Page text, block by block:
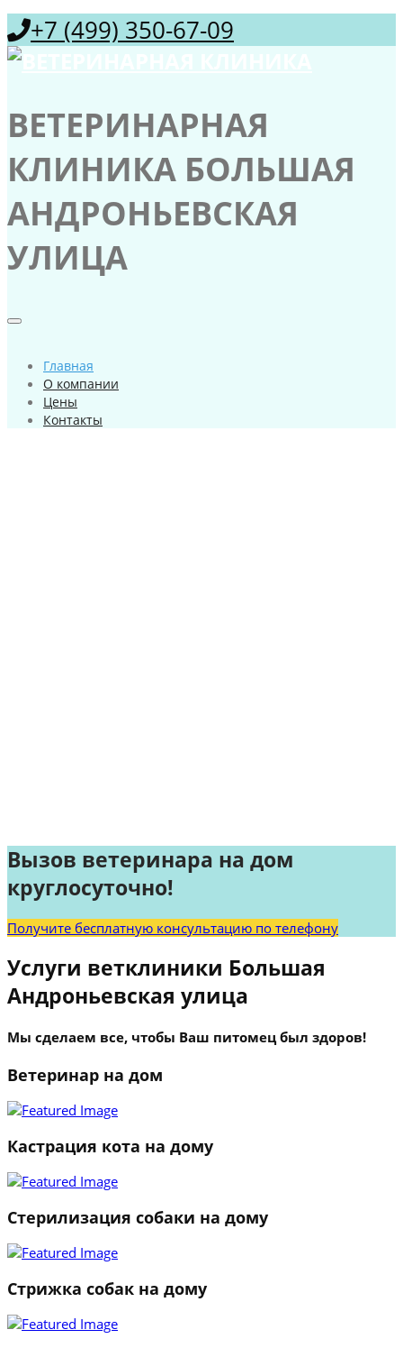
+7 (499) 350-67-09
ВЕТЕРИНАРНАЯ
КЛИНИКА БОЛЬШАЯ
АНДРОНЬЕВСКАЯ
УЛИЦА
Главная
О компании
Цены
Контакты
Вызов ветеринара на дом
круглосуточно!
Получите бесплатную консультацию по телефону
Услуги ветклиники Большая
Андроньевская улица
Мы сделаем все, чтобы Ваш питомец был здоров!
Ветеринар на дом
Кастрация кота на дому
Стерилизация собаки на дому
Стрижка собак на дому